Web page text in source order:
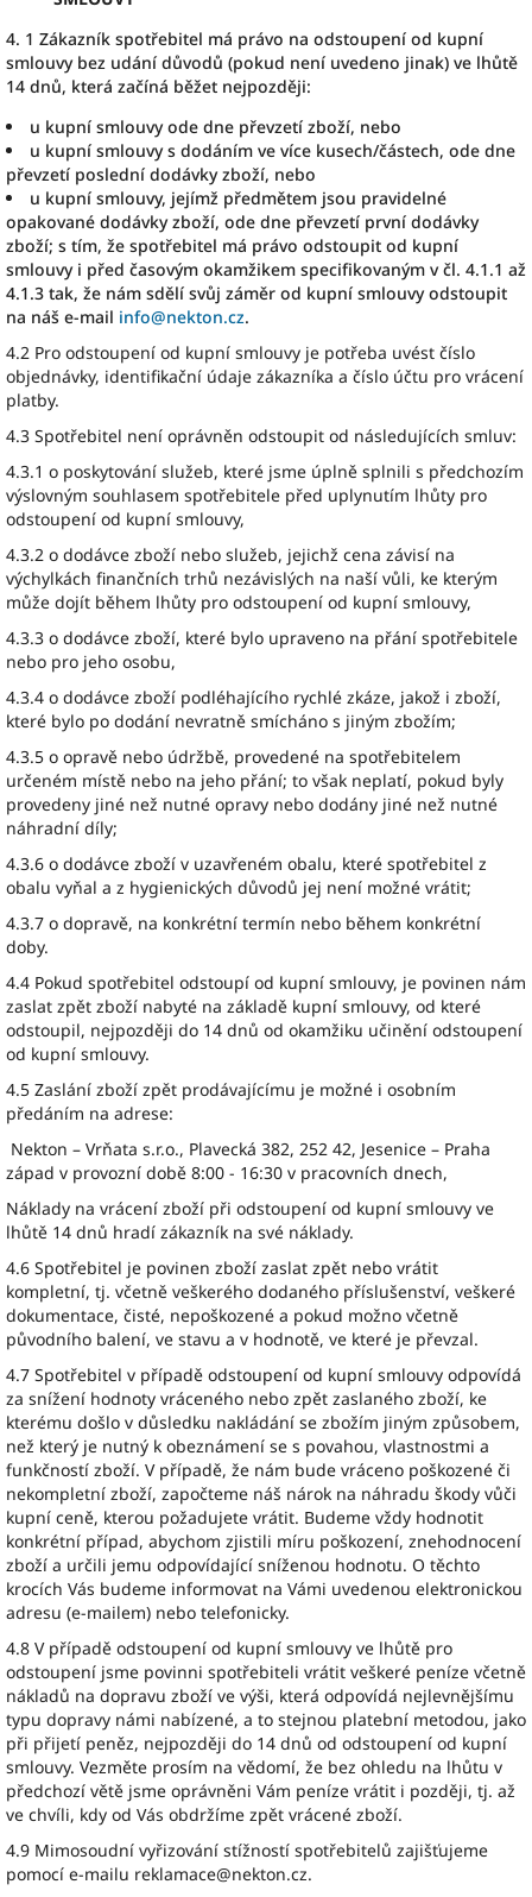
4. 1 Zákazník spotřebitel má právo na odstoupení od kupní
smlouvy bez udání důvodů (pokud není uvedeno jinak) ve lhůtě
14 dnů, která začíná běžet nejpozději:
u kupní smlouvy ode dne převzetí zboží, nebo
u kupní smlouvy s dodáním ve více kusech/částech, ode dne
převzetí poslední dodávky zboží, nebo
u kupní smlouvy, jejímž předmětem jsou pravidelné
opakované dodávky zboží, ode dne převzetí první dodávky
zboží; s tím, že spotřebitel má právo odstoupit od kupní
smlouvy i před časovým okamžikem specifikovaným v čl. 4.1.1 až
4.1.3 tak, že nám sdělí svůj záměr od kupní smlouvy odstoupit
na náš e-mail info@nekton.cz.
4.2 Pro odstoupení od kupní smlouvy je potřeba uvést číslo
objednávky, identifikační údaje zákazníka a číslo účtu pro vrácení
platby.
4.3 Spotřebitel není oprávněn odstoupit od následujících smluv:
4.3.1 o poskytování služeb, které jsme úplně splnili s předchozím
výslovným souhlasem spotřebitele před uplynutím lhůty pro
odstoupení od kupní smlouvy,
4.3.2 o dodávce zboží nebo služeb, jejichž cena závisí na
výchylkách finančních trhů nezávislých na naší vůli, ke kterým
může dojít během lhůty pro odstoupení od kupní smlouvy,
4.3.3 o dodávce zboží, které bylo upraveno na přání spotřebitele
nebo pro jeho osobu,
4.3.4 o dodávce zboží podléhajícího rychlé zkáze, jakož i zboží,
které bylo po dodání nevratně smícháno s jiným zbožím;
4.3.5 o opravě nebo údržbě, provedené na spotřebitelem
určeném místě nebo na jeho přání; to však neplatí, pokud byly
provedeny jiné než nutné opravy nebo dodány jiné než nutné
náhradní díly;
4.3.6 o dodávce zboží v uzavřeném obalu, které spotřebitel z
obalu vyňal a z hygienických důvodů jej není možné vrátit;
4.3.7 o dopravě, na konkrétní termín nebo během konkrétní
doby.
4.4 Pokud spotřebitel odstoupí od kupní smlouvy, je povinen nám
zaslat zpět zboží nabyté na základě kupní smlouvy, od které
odstoupil, nejpozději do 14 dnů od okamžiku učinění odstoupení
od kupní smlouvy.
4.5 Zaslání zboží zpět prodávajícímu je možné i osobním
předáním na adrese:
Nekton – Vrňata s.r.o., Plavecká 382, 252 42, Jesenice – Praha
západ v provozní době 8:00 - 16:30 v pracovních dnech,
Náklady na vrácení zboží při odstoupení od kupní smlouvy ve
lhůtě 14 dnů hradí zákazník na své náklady.
4.6 Spotřebitel je povinen zboží zaslat zpět nebo vrátit
kompletní, tj. včetně veškerého dodaného příslušenství, veškeré
dokumentace, čisté, nepoškozené a pokud možno včetně
původního balení, ve stavu a v hodnotě, ve které je převzal.
4.7 Spotřebitel v případě odstoupení od kupní smlouvy odpovídá
za snížení hodnoty vráceného nebo zpět zaslaného zboží, ke
kterému došlo v důsledku nakládání se zbožím jiným způsobem,
než který je nutný k obeznámení se s povahou, vlastnostmi a
funkčností zboží. V případě, že nám bude vráceno poškozené či
nekompletní zboží, započteme náš nárok na náhradu škody vůči
kupní ceně, kterou požadujete vrátit. Budeme vždy hodnotit
konkrétní případ, abychom zjistili míru poškození, znehodnocení
zboží a určili jemu odpovídající sníženou hodnotu. O těchto
krocích Vás budeme informovat na Vámi uvedenou elektronickou
adresu (e-mailem) nebo telefonicky.
4.8 V případě odstoupení od kupní smlouvy ve lhůtě pro
odstoupení jsme povinni spotřebiteli vrátit veškeré peníze včetně
nákladů na dopravu zboží ve výši, která odpovídá nejlevnějšímu
typu dopravy námi nabízené, a to stejnou platební metodou, jako
při přijetí peněz, nejpozději do 14 dnů od odstoupení od kupní
smlouvy. Vezměte prosím na vědomí, že bez ohledu na lhůtu v
předchozí větě jsme oprávněni Vám peníze vrátit i později, tj. až
ve chvíli, kdy od Vás obdržíme zpět vrácené zboží.
4.9 Mimosoudní vyřizování stížností spotřebitelů zajišťujeme
pomocí e-mailu reklamace@nekton.cz.